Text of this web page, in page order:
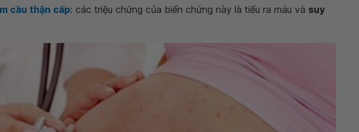
cầu thận cấp: các triệu chứng của biến chứng này là tiểu ra máu và suy